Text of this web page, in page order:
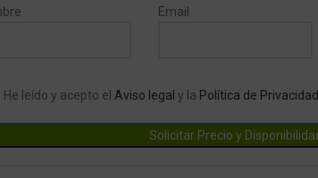
Email
He leído y acepto el Aviso legal y la Política de Privacidad